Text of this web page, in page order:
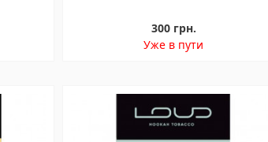
300 грн.
Уже в пути